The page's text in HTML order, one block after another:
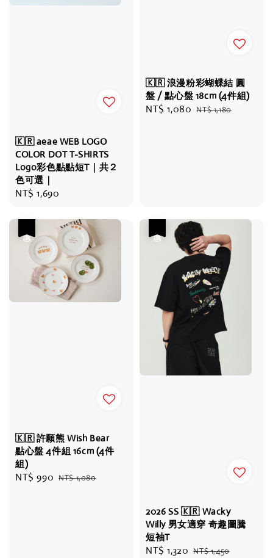
🇰🇷 aeae WEB LOGO
COLOR DOT T-SHIRTS
Logo彩色點點短T｜共２
色可選｜
Regular
NT$ 1,690
🇰🇷 浪漫粉彩蝴蝶結 圓
盤 / 點心盤 18cm (4件組)
Sale
NT$ 1,080 Regular
NT$ 1,180
🇰🇷 許願熊 Wish Bear
點心盤 4件組 16cm (4件
組)
Sale
NT$ 990 Regular
NT$ 1,080
2026 SS 🇰🇷 Wacky
Willy 男女適穿 奇趣圖騰
短袖T
Sale
NT$ 1,320 Regular
NT$ 1,450